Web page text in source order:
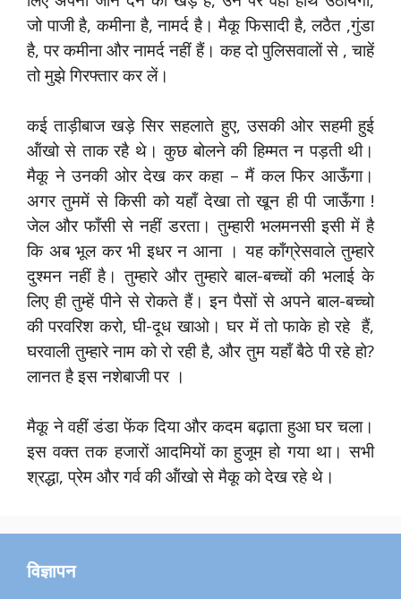
जो पाजी है, कमीना है, नामर्द है। मैकू फिसादी है, लठैत ,गुंडा
है, पर कमीना और नामर्द नहीं हैं। कह दो पुलिसवालों से , चाहें
तो मुझे गिरफ्तार कर लें।
कई ताड़ीबाज खड़े सिर सहलाते हुए, उसकी ओर सहमी हुई
ऑंखो से ताक रहै थे। कुछ बोलने की हिम्मत न पड़ती थी।
मैकू ने उनकी ओर देख कर कहा – मैं कल फिर आऊँगा।
अगर तुममें से किसी को यहाँ देखा तो खून ही पी जाऊँगा !
जेल और फाँसी से नहीं डरता। तुम्हारी भलमनसी इसी में है
कि अब भूल कर भी इधर न आना । यह काँग्रेसवाले तुम्हारे
दुश्मन नहीं है। तुम्हारे और तुम्हारे बाल-बच्चों की भलाई के
लिए ही तुम्हें पीने से रोकते हैं। इन पैसों से अपने बाल-बच्चो
की परवरिश करो, घी-दूध खाओ। घर में तो फाके हो रहे हैं,
घरवाली तुम्हारे नाम को रो रही है, और तुम यहाँ बैठे पी रहे हो?
लानत है इस नशेबाजी पर ।
मैकू ने वहीं डंडा फेंक दिया और कदम बढ़ाता हुआ घर चला।
इस वक्त तक हजारों आदमियों का हुजूम हो गया था। सभी
श्रद्धा, प्रेम और गर्व की ऑंखो से मैकू को देख रहे थे।
विज्ञापन